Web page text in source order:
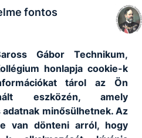
fontos
Gábor Technikum,
honlapja cookie-k
tárol az Ön
eszközén, amely
minősülhetnek. Az
van dönteni arról, hogy